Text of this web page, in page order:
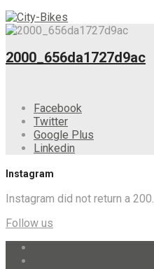
2000_656da1727d9ac
Facebook
Twitter
Google Plus
Linkedin
Instagram
Instagram did not return a 200.
Follow us